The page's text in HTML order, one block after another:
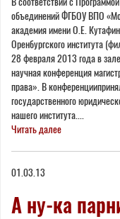
объединений ФГБОУ ВПО
академия имени О.Е.
Оренбургского института
28 февраля 2013 года в
научная конференция
права». В
государственного
нашего института....
Читать далее
01.03.13
А ну-ка